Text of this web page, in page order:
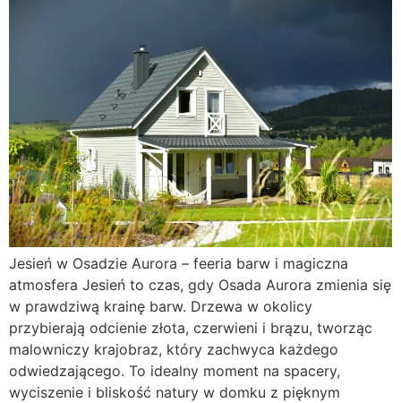
Jesień w Osadzie Aurora – feeria barw i magiczna
atmosfera Jesień to czas, gdy Osada Aurora zmienia się
w prawdziwą krainę barw. Drzewa w okolicy
przybierają odcienie złota, czerwieni i brązu, tworząc
malowniczy krajobraz, który zachwyca każdego
odwiedzającego. To idealny moment na spacery,
wyciszenie i bliskość natury w domku z pięknym